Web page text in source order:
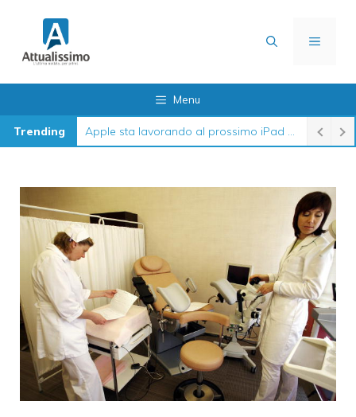
contenuto
MENU
Menu
Trending Apple sta lavorando al prossimo iPad 12 in queste settimane